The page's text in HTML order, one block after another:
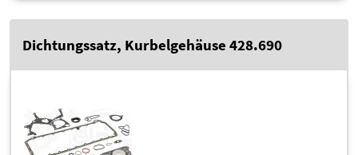
Dichtungssatz, Kurbelgehäuse 428.690